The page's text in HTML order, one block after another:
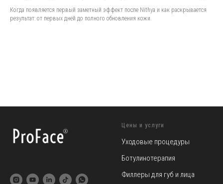
Когда появляется первый заметный эффект после Nithya и как раскрывается
результат: от первых дней до полного обновления кожи.
Цены и услуги
Уходовые процедуры
Ботулинотерапия
Филлеры для губ и лица